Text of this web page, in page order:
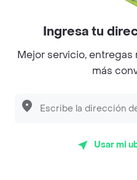
Sobre Rappi
©2026Rappi Inc.
Ingresa tu
Mejor servicio,
más
Usar mi